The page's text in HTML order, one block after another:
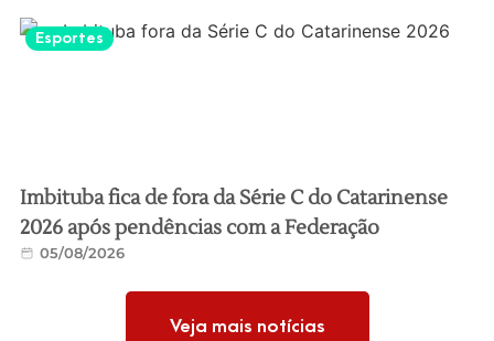
Esportes
Imbituba fica de fora da Série C do Catarinense
2026 após pendências com a Federação
05/08/2026
Veja mais notícias